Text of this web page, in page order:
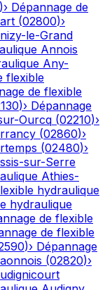
)› Dépannage de
(02800)›
le-Grand
Annois
Any-
flexible
de flexible
)› Dépannage
Ourcq (02210)›
(02860)›
(02480)›
sur-Serre
Athies-
hydraulique
hydraulique
de flexible
de flexible
)› Dépannage
(02820)›